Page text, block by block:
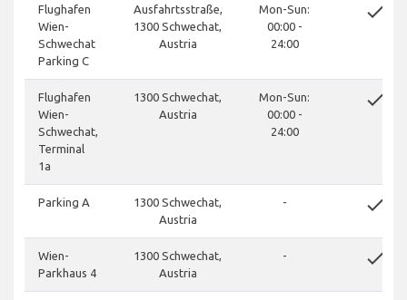
Flughafen
Wien-
Schwechat
Parking C
Ausfahrtsstraße,
1300 Schwechat,
Austria
Mon-Sun:
00:00 -
24:00
done
Flughafen
Wien-
Schwechat,
Terminal
1a
1300 Schwechat,
Austria
Mon-Sun:
00:00 -
24:00
done
Parking A
1300 Schwechat,
Austria
- done
Wien-
Parkhaus 4
1300 Schwechat,
Austria
- done